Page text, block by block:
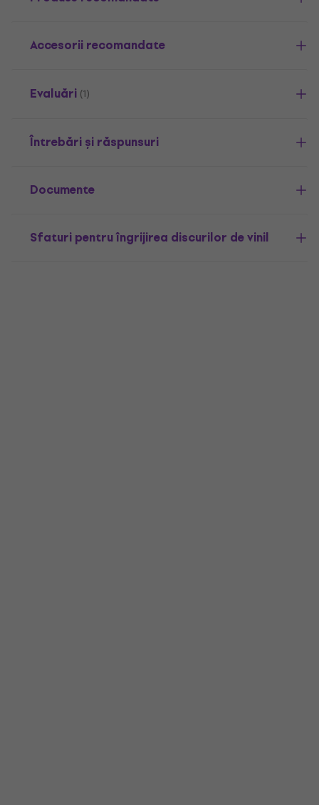
Accesorii recomandate
Evaluări (1)
Întrebări și răspunsuri
Documente
Sfaturi pentru îngrijirea discurilor de vinil